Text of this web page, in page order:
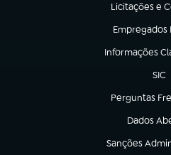
Licitações e
(abre em
Empregados
(abre em
Informações
(abre em nova
SIC
Perguntas
(abre em
Dados
(abre em
Sanções
(abre em nova